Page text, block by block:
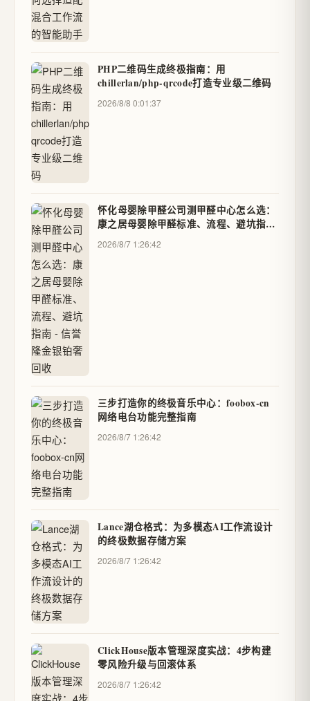
PHP二维码生成终极指南：用
chillerlan/php-qrcode打造专业级二维码
2026/8/8 0:01:37
怀化母婴除甲醛公司测甲醛中心怎么选：
康之居母婴除甲醛标准、流程、避坑指南
- 信誉隆金银铂奢回收
2026/8/7 1:26:42
三步打造你的终极音乐中心：foobox-cn
网络电台功能完整指南
2026/8/7 1:26:42
Lance湖仓格式：为多模态AI工作流设计
的终极数据存储方案
2026/8/7 1:26:42
ClickHouse版本管理深度实战：4步构建
零风险升级与回滚体系
2026/8/7 1:26:42